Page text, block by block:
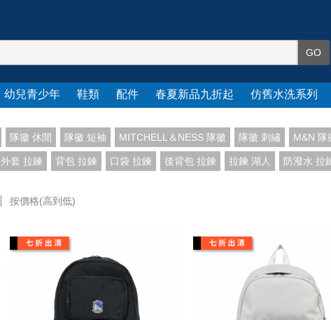
幼兒青少年 鞋類 配件 春夏新品九折起 仿舊水洗系列
隊徽 休閒 隊徽 短袖 MITCHELL＆NESS 隊徽 隊徽 刺繡 M&N 隊
外套 拉鍊 背包 拉鍊 口袋 拉鍊 後背包 拉鍊 拉鍊 湖人 防潑水 拉
按價格(高到低)